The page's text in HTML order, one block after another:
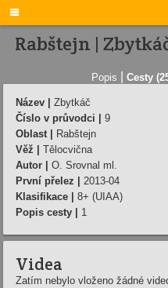

Rabštejn |
Popis Cesty
Název |
Zbytkáč
Číslo v průvodci |
9
Oblast |
Rabštejn
Věž |
Tělocvična
Autor |
O. Srovnal ml.
První přelez |
2013-04
Klasifikace |
8+ (UIAA)
Popis cesty |
1
Videa
Zatím nebylo vloženo žádné